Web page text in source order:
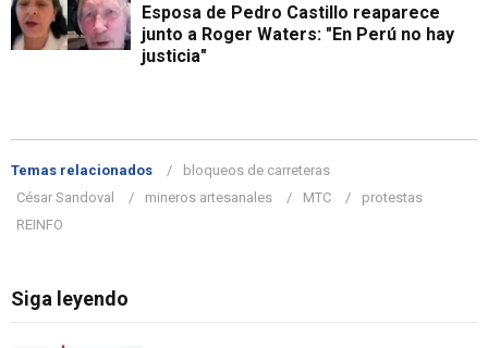
Esposa de Pedro Castillo reaparece
junto a Roger Waters: "En Perú no hay
justicia"
Temas relacionados
bloqueos de carreteras
César Sandoval
mineros artesanales MTC
protestas
REINFO
Siga leyendo